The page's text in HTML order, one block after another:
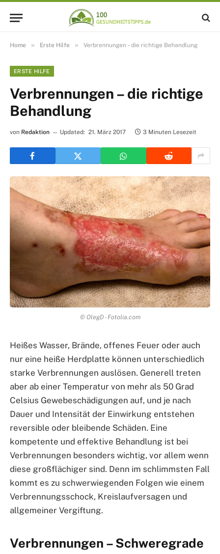
Home » Erste Hilfe » Verbrennungen – die richtige Behandlung
ERSTE HILFE
Verbrennungen – die richtige
Behandlung
von Redaktion Updated: 21. März 2017 3 Minuten Lesezeit
© OlegD - Fotolia.com
Heißes Wasser, Brände, offenes Feuer oder auch
nur eine heiße Herdplatte können unterschiedlich
starke Verbrennungen auslösen. Generell treten
aber ab einer Temperatur von mehr als 50 Grad
Celsius Gewebeschädigungen auf, und je nach
Dauer und Intensität der Einwirkung entstehen
reversible oder bleibende Schäden. Eine
kompetente und effektive Behandlung ist bei
Verbrennungen besonders wichtig, vor allem wenn
diese großflächiger sind. Denn im schlimmsten Fall
kommt es zu schwerwiegenden Folgen wie einem
Verbrennungsschock, Kreislaufversagen und
allgemeiner Vergiftung.
Verbrennungen – Schweregrade